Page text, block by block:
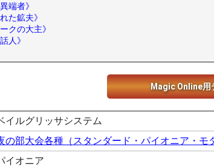
端者》
た鉱夫》
クの大主》
人》
Magic Online用
イルグリッサシステム
の部大会各種（スタンダード・パイオニア・モ
イオニア